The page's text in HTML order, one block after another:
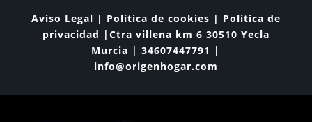
Aviso Legal | Política de cookies | Política de
privacidad |Ctra villena km 6 30510 Yecla
Murcia | 34607447791 |
info@origenhogar.com